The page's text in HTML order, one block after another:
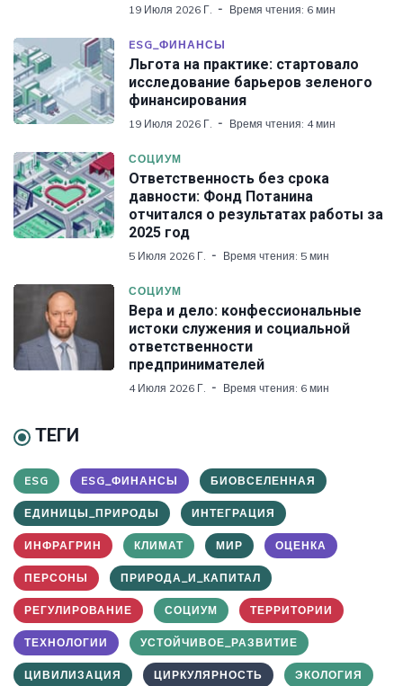
19 Июля 2026 Г. Время чтения: 6 мин
ESG_ФИНАНСЫ
Льгота на практике: стартовало
исследование барьеров зеленого
финансирования
19 Июля 2026 Г. Время чтения: 4 мин
СОЦИУМ
Ответственность без срока
давности: Фонд Потанина
отчитался о результатах работы за
2025 год
5 Июля 2026 Г. Время чтения: 5 мин
СОЦИУМ
Вера и дело: конфессиональные
истоки служения и социальной
ответственности
предпринимателей
4 Июля 2026 Г. Время чтения: 6 мин
ТЕГИ
ESG ESG_ФИНАНСЫ БИОВСЕЛЕННАЯ
ЕДИНИЦЫ_ПРИРОДЫ ИНТЕГРАЦИЯ
ИНФРАГРИН КЛИМАТ МИР ОЦЕНКА
ПЕРСОНЫ ПРИРОДА_И_КАПИТАЛ
РЕГУЛИРОВАНИЕ СОЦИУМ ТЕРРИТОРИИ
ТЕХНОЛОГИИ УСТОЙЧИВОЕ_РАЗВИТИЕ
ЦИВИЛИЗАЦИЯ ЦИРКУЛЯРНОСТЬ ЭКОЛОГИЯ